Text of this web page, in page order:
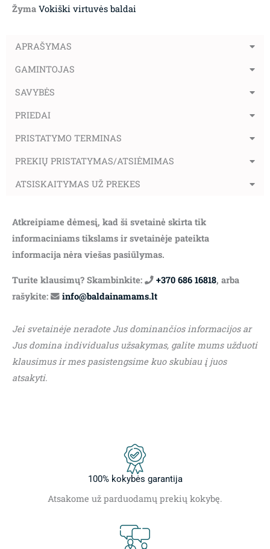
Žyma Vokiški virtuvės baldai
APRAŠYMAS
GAMINTOJAS
SAVYBĖS
PRIEDAI
PRISTATYMO TERMINAS
PREKIŲ PRISTATYMAS/ATSIĖMIMAS
ATSISKAITYMAS UŽ PREKES
Atkreipiame dėmesį, kad ši svetainė skirta tik
informaciniams tikslams ir svetainėje pateikta
informacija nėra viešas pasiūlymas.
Turite klausimų? Skambinkite: +370 686 16818, arba
rašykite:
info@baldainamams.lt
Jei svetainėje neradote Jus dominančios informacijos ar
Jus domina individualus užsakymas, galite mums užduoti
klausimus ir mes pasistengsime kuo skubiau į juos
atsakyti.
100% kokybės garantija
Atsakome už parduodamų prekių kokybę.